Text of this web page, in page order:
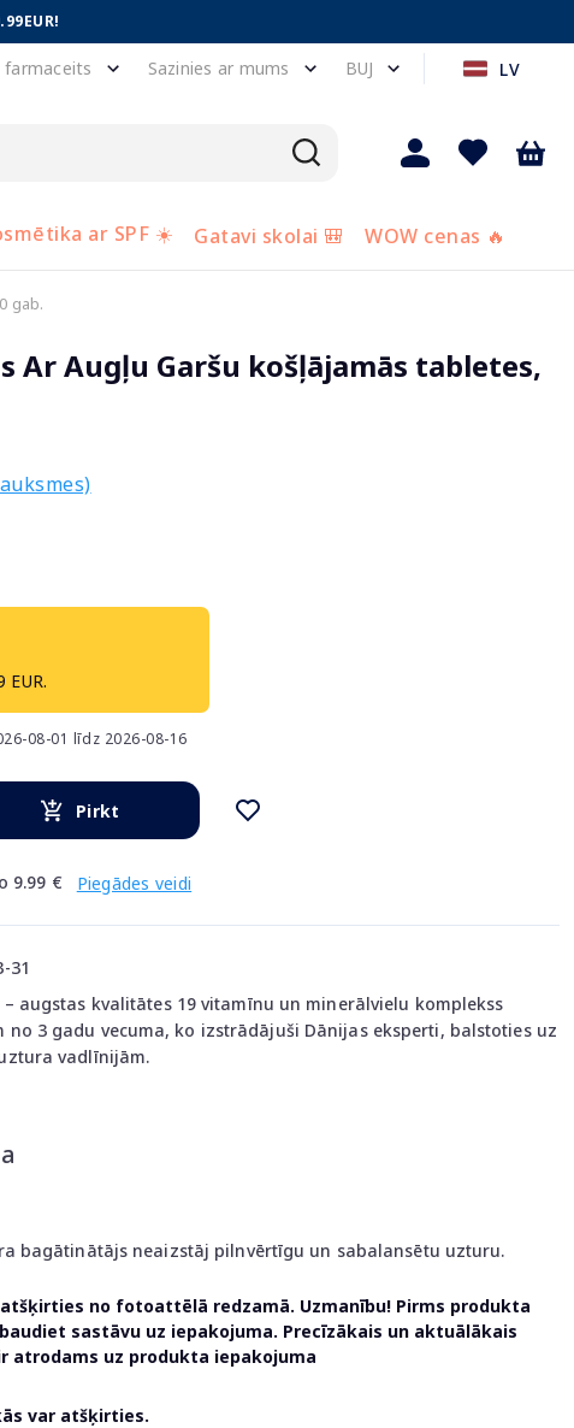
farmaceits Sazinies ar mums BUJ LV
ar SPF ☀️ Gatavi skolai 🎒 WOW cenas 🔥
gab.
Ar Augļu Garšu košļājamās tabletes,
08-01 līdz 2026-08-16
Pirkt
9.99 € Piegādes veidi
31
augstas kvalitātes 19 vitamīnu un minerālvielu komplekss
no 3 gadu vecuma, ko izstrādājuši Dānijas eksperti, balstoties uz
vadlīnijām.
bagātinātājs neaizstāj pilnvērtīgu un sabalansētu uzturu.
no fotoattēlā redzamā. Uzmanību! Pirms produkta
sastāvu uz iepakojuma. Precīzākais un aktuālākais
atrodams uz produkta iepakojuma
var atšķirties.